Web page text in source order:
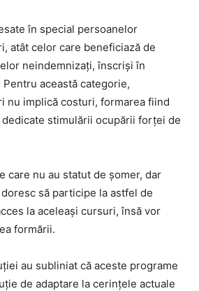
în special persoanelor
atât celor care beneficiază de
neindemnizați, înscriși în
această categorie,
nu implică costuri, formarea fiind
stimulării ocupării forței de
care nu au statut de șomer, dar
să participe la astfel de
la aceleași cursuri, însă vor
formării.
au subliniat că aceste programe
de adaptare la cerințele actuale